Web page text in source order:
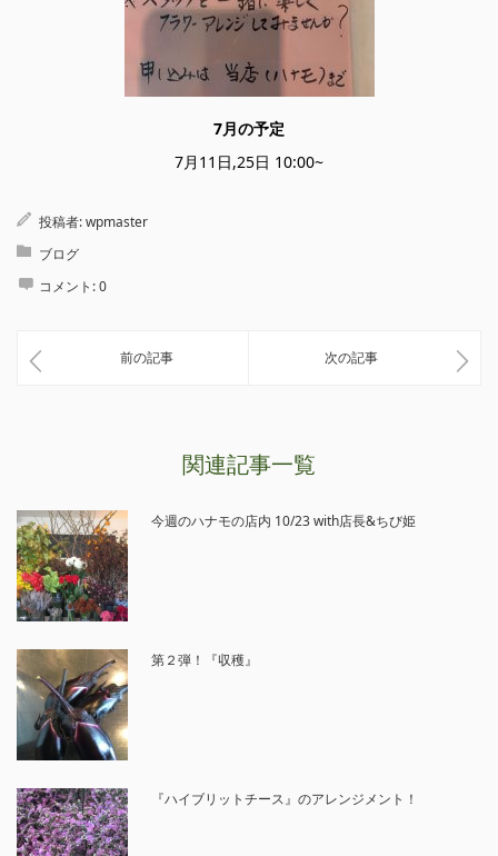
7月の予定
7月11日,25日 10:00~
投稿者:wpmaster
ブログ
コメント:0
前の記事 次の記事
関連記事一覧
今週のハナモの店内 10/23 with店長&ちび姫
第２弾！『収穫』
『ハイブリットチース』のアレンジメント！